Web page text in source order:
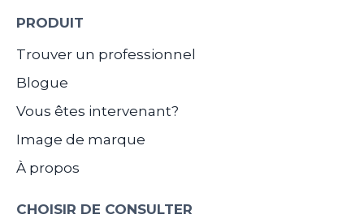
PRODUIT
Trouver un professionnel
Blogue
Vous êtes intervenant?
Image de marque
À propos
CHOISIR DE CONSULTER